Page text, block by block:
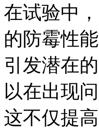
在试验中
的防霉性
引发潜在
以在出现
这不仅提